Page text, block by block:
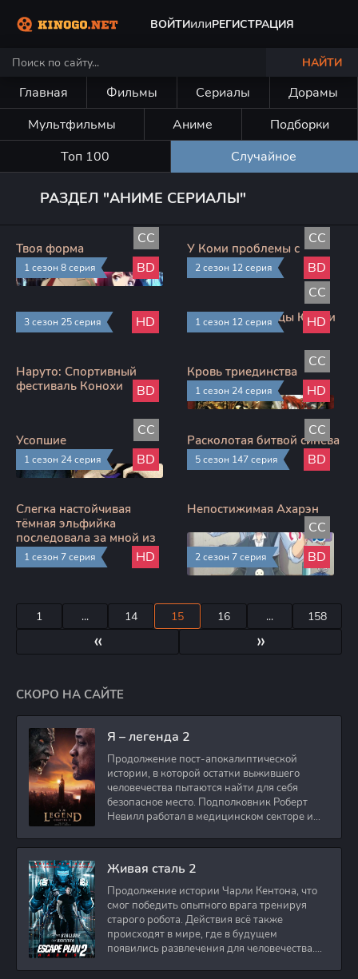
ВОЙТИилиРЕГИСТРАЦИЯ
НАЙТИ
Главная Фильмы Сериалы
Дорамы
Мультфильмы
Аниме
Подборки
Топ 100
Случайное
РАЗДЕЛ "АНИМЕ СЕРИАЛЫ"
Твоя форма
CC
1 сезон 8 серия BD
У Коми проблемы с
общением
CC
2 сезон 12 серия BD
Вечера с котом
3 сезон 25 серия HD Юна из гостиницы Юраги
CC
1 сезон 12 серия HD
Наруто: Спортивный
фестиваль Конохи
BD
Кровь триединства
CC
1 сезон 24 серия HD
Усопшие
CC
1 сезон 24 серия BD
Расколотая битвой синева
небес
CC
5 сезон 147 серия BD
Слегка настойчивая
тёмная эльфийка
последовала за мной из
другого мира
1 сезон 7 серия HD
Непостижимая Ахарэн
CC
2 сезон 7 серия BD
«
1 ... 14 15 16 ... 158
»
СКОРО НА САЙТЕ
Я – легенда 2
Продолжение пост-апокалиптической
истории, в которой остатки выжившего
человечества пытаются найти для себя
безопасное место. Подполковник Роберт
Невилл работал в медицинском секторе и
Живая сталь 2
Продолжение истории Чарли Кентона, что
смог победить опытного врага тренируя
старого робота. Действия всё также
происходят в мире, где в будущем
появились развлечения для человечества.